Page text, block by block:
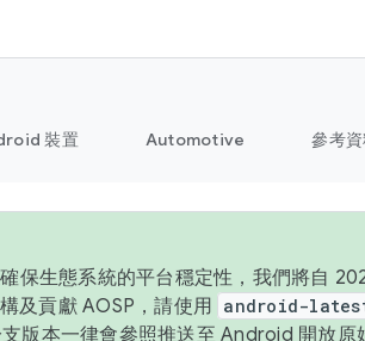
裝置 Automotive 參考
保生態系統的平台穩定性，我們將自
及貢獻 AOSP，請使用 android-
版本一律會參照推送至 Android 開放原